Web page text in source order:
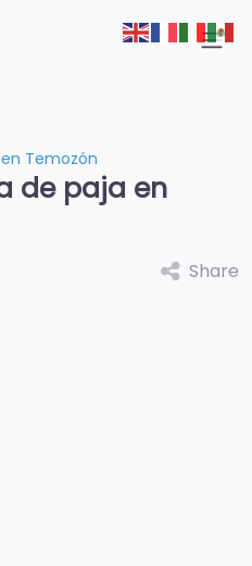
Temozón
de paja en
Share